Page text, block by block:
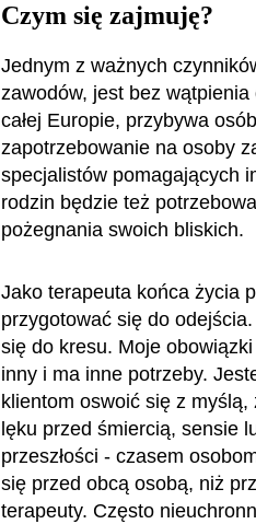
Czym się zajmuję?
Jednym z ważnych
zawodów, jest bez
całej Europie, przybywa
zapotrzebowanie na osoby
specjalistów pomagających
rodzin będzie też
pożegnania swoich bliskich.
Jako terapeuta końca życia
przygotować się do
się do kresu. Moje
inny i ma inne potrzeby.
klientom oswoić się z
lęku przed śmiercią, sensie
przeszłości - czasem
się przed obcą osobą, niż
terapeuty. Często